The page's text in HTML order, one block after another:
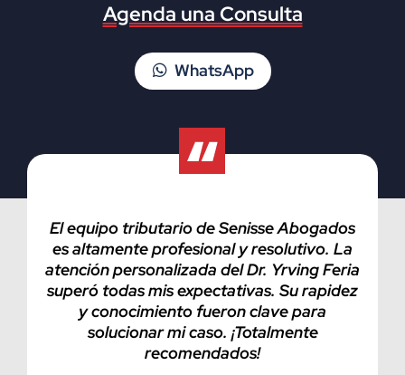
Agenda una Consulta
WhatsApp
El equipo tributario de Senisse Abogados
es altamente profesional y resolutivo. La
atención personalizada del Dr. Yrving Feria
superó todas mis expectativas. Su rapidez
y conocimiento fueron clave para
solucionar mi caso. ¡Totalmente
recomendados!